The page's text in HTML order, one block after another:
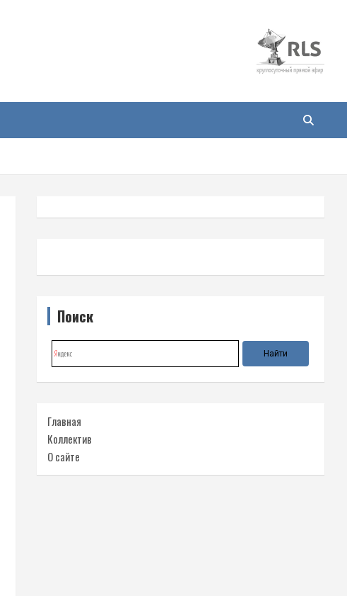
Поиск
Главная
Коллектив
О сайте